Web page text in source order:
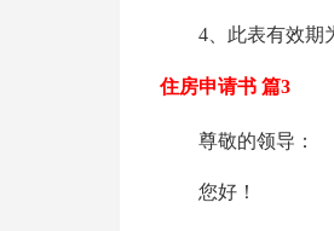
4、此表有效期
住房申请书 篇3
尊敬的领导：
您好！